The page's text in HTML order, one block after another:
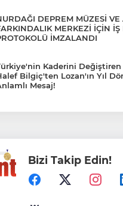
DEPREM MÜZESİ VE
MERKEZİ İÇİN İŞ
İMZALANDI
Kaderini Değiştiren
Bilgiç'ten Lozan'ın Yıl
Mesaj!
YILMAZ:
DEĞER
Bizi Takip Edin!